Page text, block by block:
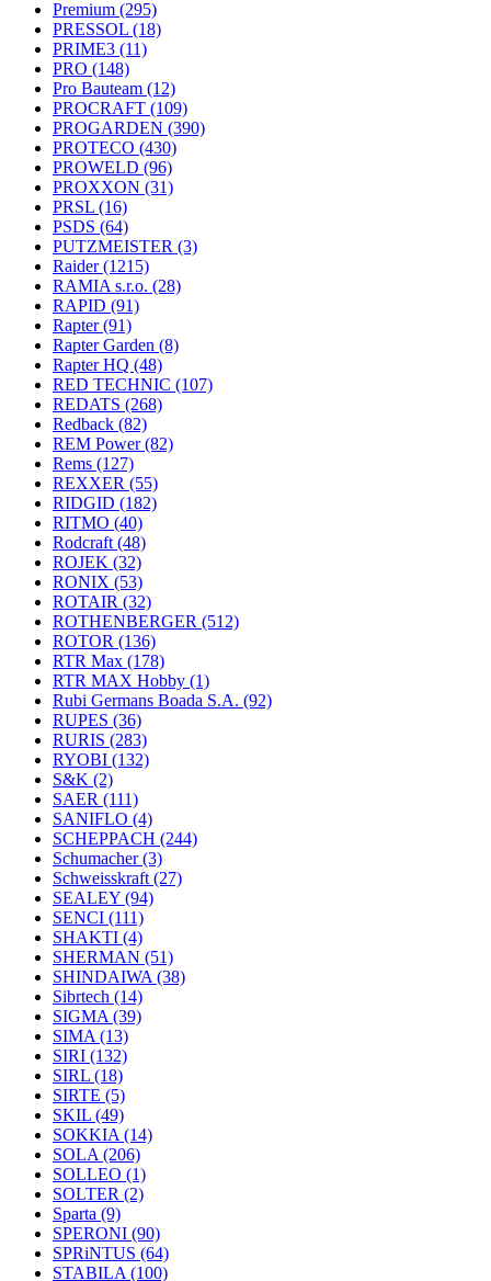
Premium (295)
PRESSOL (18)
PRIME3 (11)
PRO (148)
Pro Bauteam (12)
PROCRAFT (109)
PROGARDEN (390)
PROTECO (430)
PROWELD (96)
PROXXON (31)
PRSL (16)
PSDS (64)
PUTZMEISTER (3)
Raider(1215)
RAMIA s.r.o. (28)
RAPID (91)
Rapter(91)
Rapter Garden (8)
Rapter HQ (48)
RED TECHNIC (107)
REDATS (268)
Redback (82)
REM Power(82)
Rems (127)
REXXER (55)
RIDGID (182)
RITMO (40)
Rodcraft (48)
ROJEK (32)
RONIX (53)
ROTAIR (32)
ROTHENBERGER (512)
ROTOR (136)
RTR Max (178)
RTR MAX Hobby (1)
Rubi Germans Boada S.A. (92)
RUPES (36)
RURIS (283)
RYOBI (132)
S&K (2)
SAER (111)
SANIFLO (4)
SCHEPPACH (244)
Schumacher(3)
Schweisskraft (27)
SEALEY (94)
SENCI (111)
SHAKTI (4)
SHERMAN (51)
SHINDAIWA (38)
Sibrtech (14)
SIGMA (39)
SIMA (13)
SIRI (132)
SIRL (18)
SIRTE (5)
SKIL (49)
SOKKIA (14)
SOLA (206)
SOLLEO (1)
SOLTER (2)
Sparta (9)
SPERONI (90)
SPRiNTUS (64)
STABILA (100)